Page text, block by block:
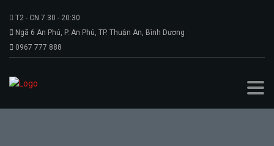
T2 - CN 7.30 - 20:30
Ngã 6 An Phú, P. An Phú, TP. Thuận An, Bình Dương
0967 777 888